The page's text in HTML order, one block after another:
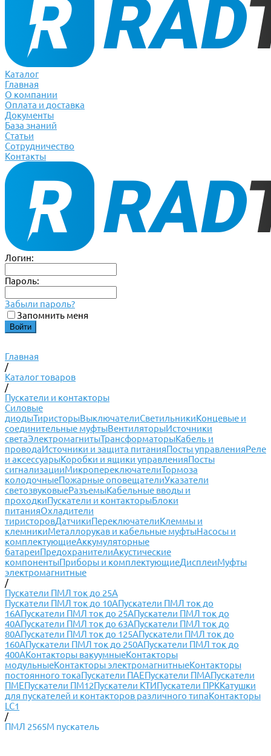
Каталог
Главная
О компании
Оплата и доставка
Документы
База знаний
Статьи
Сотрудничество
Контакты
Логин:
Пароль:
Забыли пароль?
Запомнить меня
Главная
/
Каталог товаров
/
Пускатели и контакторы
Силовые
диодыТиристорыВыключателиСветильникиКонцевые и
соединительные муфтыВентиляторыИсточники
светаЭлектромагнитыТрансформаторыКабель и
проводаИсточники и защита питанияПосты управленияРеле
и аксессуарыКоробки и ящики управленияПосты
сигнализацииМикропереключателиТормоза
колодочныеПожарные оповещателиУказатели
светозвуковыеРазъемыКабельные вводы и
проходкиПускатели и контакторыБлоки
питанияОхладители
тиристоровДатчикиПереключателиКлеммы и
клемникиМеталлорукав и кабельные муфтыНасосы и
комплектующиеАккумуляторные
батареиПредохранителиАкустические
компонентыПриборы и комплектующиеДисплеиМуфты
электромагнитные
/
Пускатели ПМЛ ток до 25А
Пускатели ПМЛ ток до 10АПускатели ПМЛ ток до
16АПускатели ПМЛ ток до 25АПускатели ПМЛ ток до
40АПускатели ПМЛ ток до 63АПускатели ПМЛ ток до
80АПускатели ПМЛ ток до 125АПускатели ПМЛ ток до
160АПускатели ПМЛ ток до 250АПускатели ПМЛ ток до
400АКонтакторы вакуумныеКонтакторы
модульныеКонтакторы электромагнитныеКонтакторы
постоянного токаПускатели ПАЕПускатели ПМАПускатели
ПМЕПускатели ПМ12Пускатели КТИПускатели ПРККатушки
для пускателей и контакторов различного типаКонтакторы
LC1
/
ПМЛ 2565М пускатель